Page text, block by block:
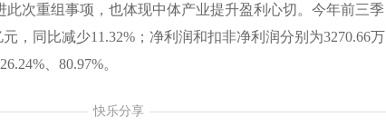
此次重组事项，也体现中体产业提升盈利心切。今年前三季
，同比减少11.32%；净利润和扣非净利润分别为3270.66万
、80.97%。
快乐分享